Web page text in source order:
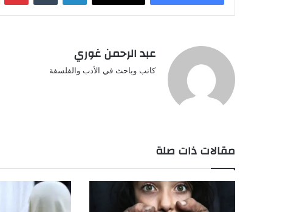
عبد الرحمن غوري
كاتب وباحث في الأدب والفلسفة
مقالات ذات صلة